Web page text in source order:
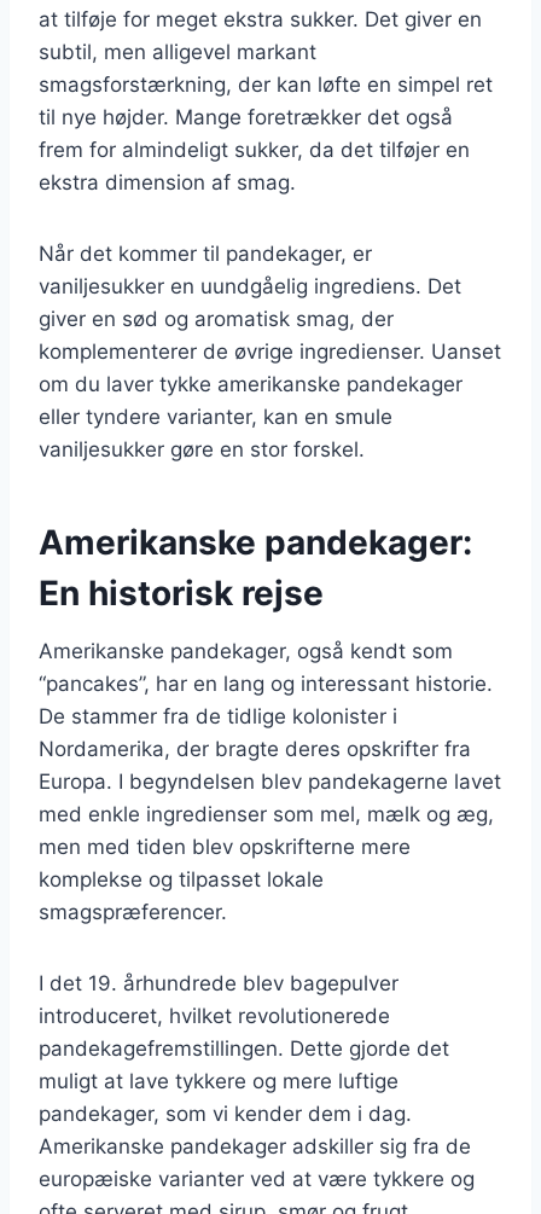
at tilføje for meget ekstra sukker. Det giver en
subtil, men alligevel markant
smagsforstærkning, der kan løfte en simpel ret
til nye højder. Mange foretrækker det også
frem for almindeligt sukker, da det tilføjer en
ekstra dimension af smag.
Når det kommer til pandekager, er
vaniljesukker en uundgåelig ingrediens. Det
giver en sød og aromatisk smag, der
komplementerer de øvrige ingredienser. Uanset
om du laver tykke amerikanske pandekager
eller tyndere varianter, kan en smule
vaniljesukker gøre en stor forskel.
Amerikanske pandekager:
En historisk rejse
Amerikanske pandekager, også kendt som
“pancakes”, har en lang og interessant historie.
De stammer fra de tidlige kolonister i
Nordamerika, der bragte deres opskrifter fra
Europa. I begyndelsen blev pandekagerne lavet
med enkle ingredienser som mel, mælk og æg,
men med tiden blev opskrifterne mere
komplekse og tilpasset lokale
smagspræferencer.
I det 19. århundrede blev bagepulver
introduceret, hvilket revolutionerede
pandekagefremstillingen. Dette gjorde det
muligt at lave tykkere og mere luftige
pandekager, som vi kender dem i dag.
Amerikanske pandekager adskiller sig fra de
europæiske varianter ved at være tykkere og